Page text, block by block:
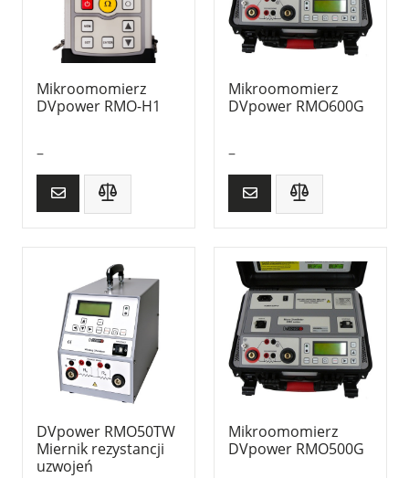
Mikroomomierz
DVpower RMO-H1
–
Mikroomomierz
DVpower RMO600G
–
DVpower RMO50TW
Miernik rezystancji
uzwojeń
Mikroomomierz
DVpower RMO500G